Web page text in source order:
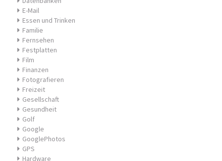
E-Mail
Essen und Trinken
Familie
Fernsehen
Festplatten
Film
Finanzen
Fotografieren
Freizeit
Gesellschaft
Gesundheit
Golf
Google
GooglePhotos
GPS
Hardware